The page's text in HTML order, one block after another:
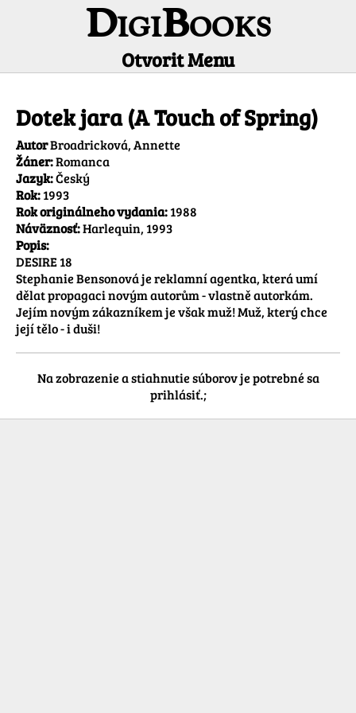
DigiBooks
Otvorit Menu
Dotek jara (A Touch of Spring)
AutorBroadricková, Annette
Žáner:Romanca
Jazyk:Český
Rok:1993
Rok originálneho vydania:1988
Náväznosť:Harlequin, 1993
Popis:
DESIRE 18
Stephanie Bensonová je reklamní agentka, která umí
dělat propagaci novým autorům - vlastně autorkám.
Jejím novým zákazníkem je však muž! Muž, který chce
její tělo - i duši!
Na zobrazenie a stiahnutie súborov je potrebné sa
prihlásiť.;